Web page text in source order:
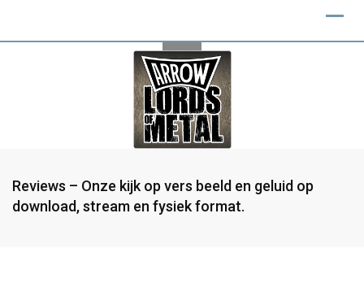
Reviews – Onze kijk op vers beeld en geluid op
download, stream en fysiek format.